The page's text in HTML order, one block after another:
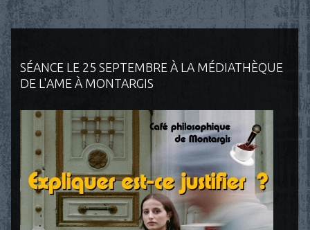
SÉANCE LE 25 SEPTEMBRE À LA MÉDIATHÈQUE
DE L'AME À MONTARGIS